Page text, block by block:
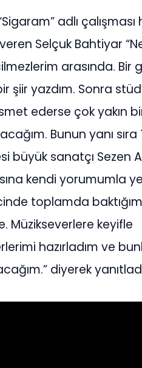
adlı çalışması
Selçuk Bahtiyar
arasında. Bir
şiir yazdım. Sonra
ederse çok yakın
Bunun yanı sıra
büyük sanatçı Sezen
kendi yorumumla
toplamda
Müzikseverlere keyifle
hazırladım ve
diyerek